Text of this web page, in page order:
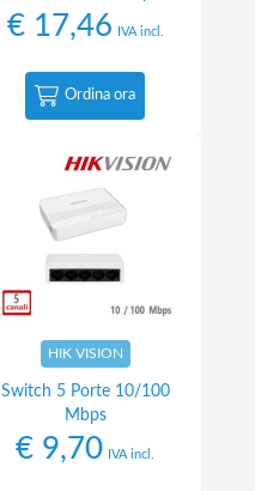
€17,46 IVA incl.
Ordina ora
HIK VISION
Switch 5 Porte 10/100
Mbps
€ 9,70 IVA incl.